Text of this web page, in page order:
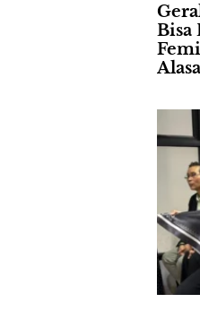
Bisa